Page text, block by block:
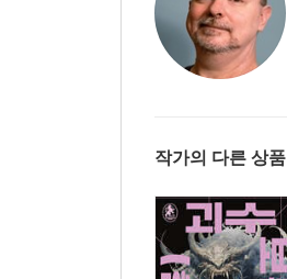
작가의 다른 상품